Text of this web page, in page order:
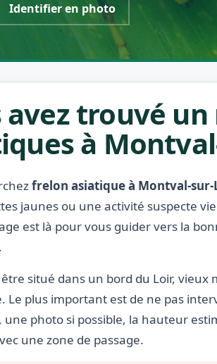
Identifier en photo
avez trouvé
à
frelon asiatique à Montval-
jaunes ou une activité suspecte
est là pour vous guider vers la
.
situé dans un bord du Loir, vieux
Le plus important est de ne pas
une photo si possible, la hauteur
une zone de passage.